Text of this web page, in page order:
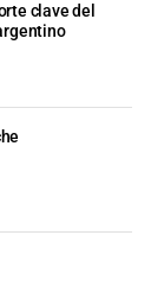
clave del